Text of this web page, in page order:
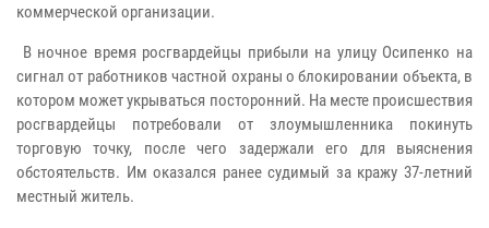
коммерческой организации.
В ночное время росгвардейцы прибыли на улицу Осипенко на
сигнал от работников частной охраны о блокировании объекта, в
котором может укрываться посторонний. На месте происшествия
росгвардейцы потребовали от злоумышленника покинуть
торговую точку, после чего задержали его для выяснения
обстоятельств. Им оказался ранее судимый за кражу 37-летний
местный житель.